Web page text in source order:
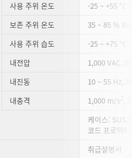
사용 주위 온도
-25 ~ +55 °C
보존 주위 온도
35 ~ 85 %
사용 주위 습도
-25 ~ +75 °C
내전압
1,000 VAC,
내진동
10 ~ 55 Hz,
내충격
1,000 m/s2
케이스:
코드 프로텍
취급설명서